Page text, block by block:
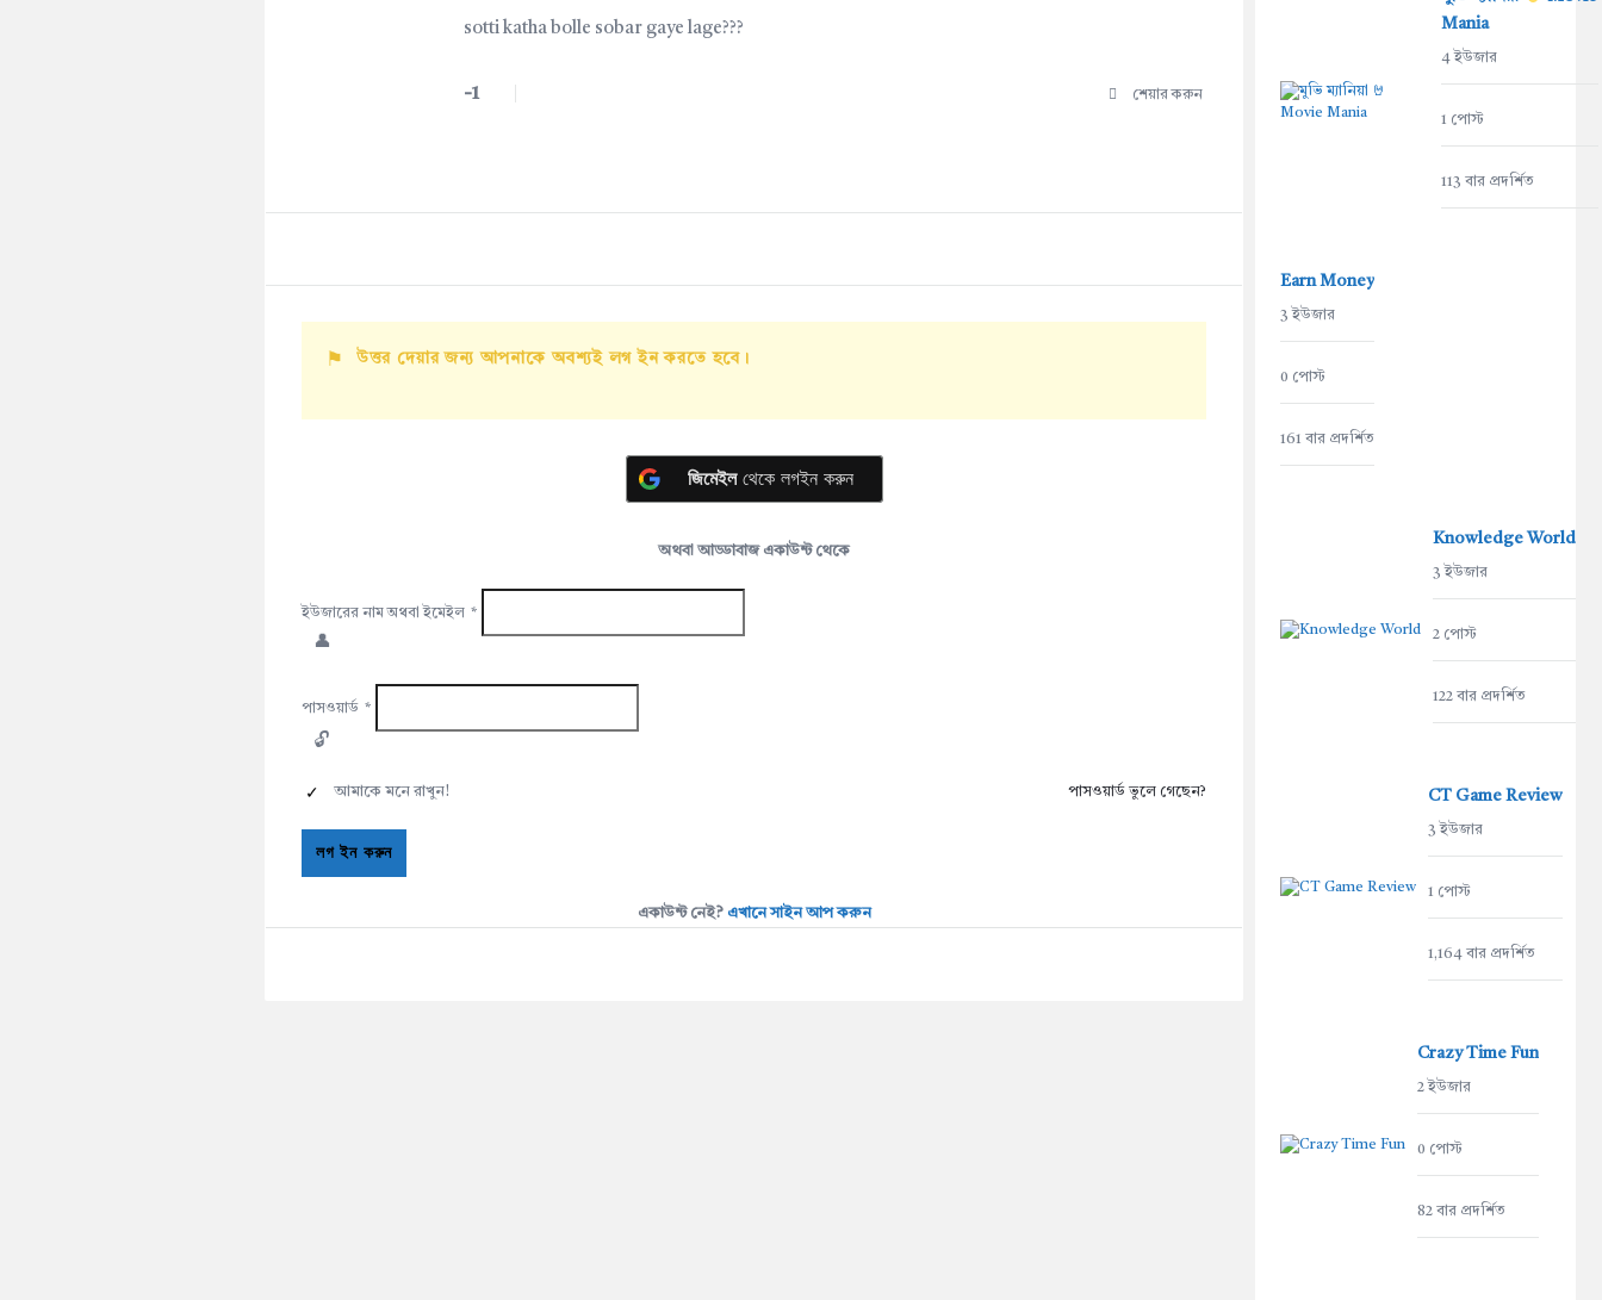
sotti katha bolle sobar gaye lage???
-1 শেয়ার করুন
উত্তর দেয়ার জন্য আপনাকে অবশ্যই লগ ইন করতে হবে।
জিমেইলথেকে লগইন করুন
অথবা আড্ডাবাজ একাউন্ট থেকে
ইউজারের নাম অথবা ইমেইল *
পাসওয়ার্ড *
আমাকে মনে রাখুন! পাসওয়ার্ড ভুলে গেছেন?
একাউন্ট নেই? এখানে সাইন আপ করুন
Mania
4 ইউজার
1 পোস্ট
113 বার প্রদর্শিত
Earn Money
3 ইউজার
0 পোস্ট
161 বার প্রদর্শিত
Knowledge World
3 ইউজার
2 পোস্ট
122 বার প্রদর্শিত
CT Game Review
3 ইউজার
1 পোস্ট
1,164 বার প্রদর্শিত
Crazy Time Fun
2 ইউজার
0 পোস্ট
82 বার প্রদর্শিত